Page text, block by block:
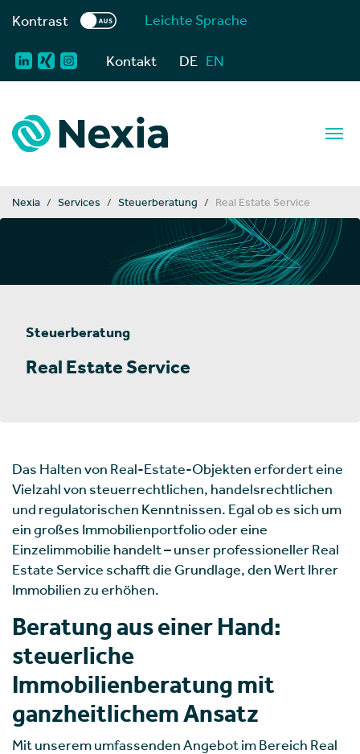
Kontrast Leichte Sprache
Kontakt DE EN
You are here:
Nexia Services Steuerberatung Real Estate Service
Steuerberatung
Real Estate Service
Das Halten von Real-Estate-Objekten erfordert eine
Vielzahl von steuerrechtlichen, handelsrechtlichen
und regulatorischen Kenntnissen. Egal ob es sich um
ein großes Immobilienportfolio oder eine
Einzelimmobilie handelt – unser professioneller Real
Estate Service schafft die Grundlage, den Wert Ihrer
Immobilien zu erhöhen.
Beratung aus einer Hand:
steuerliche
Immobilienberatung mit
ganzheitlichem Ansatz
Mit unserem umfassenden Angebot im Bereich Real